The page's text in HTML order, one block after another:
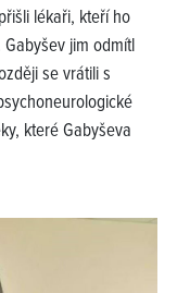
lékaři, kteří ho
jim odmítl
se vrátili s
které Gabyševa